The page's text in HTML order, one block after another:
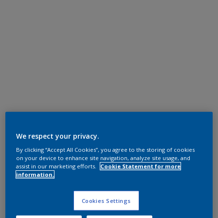
We respect your privacy.
By clicking “Accept All Cookies”, you agree to the storing of cookies
on your device to enhance site navigation, analyze site usage, and
assist in our marketing efforts.
Cookie Statement for more
information.
Cookies Settings